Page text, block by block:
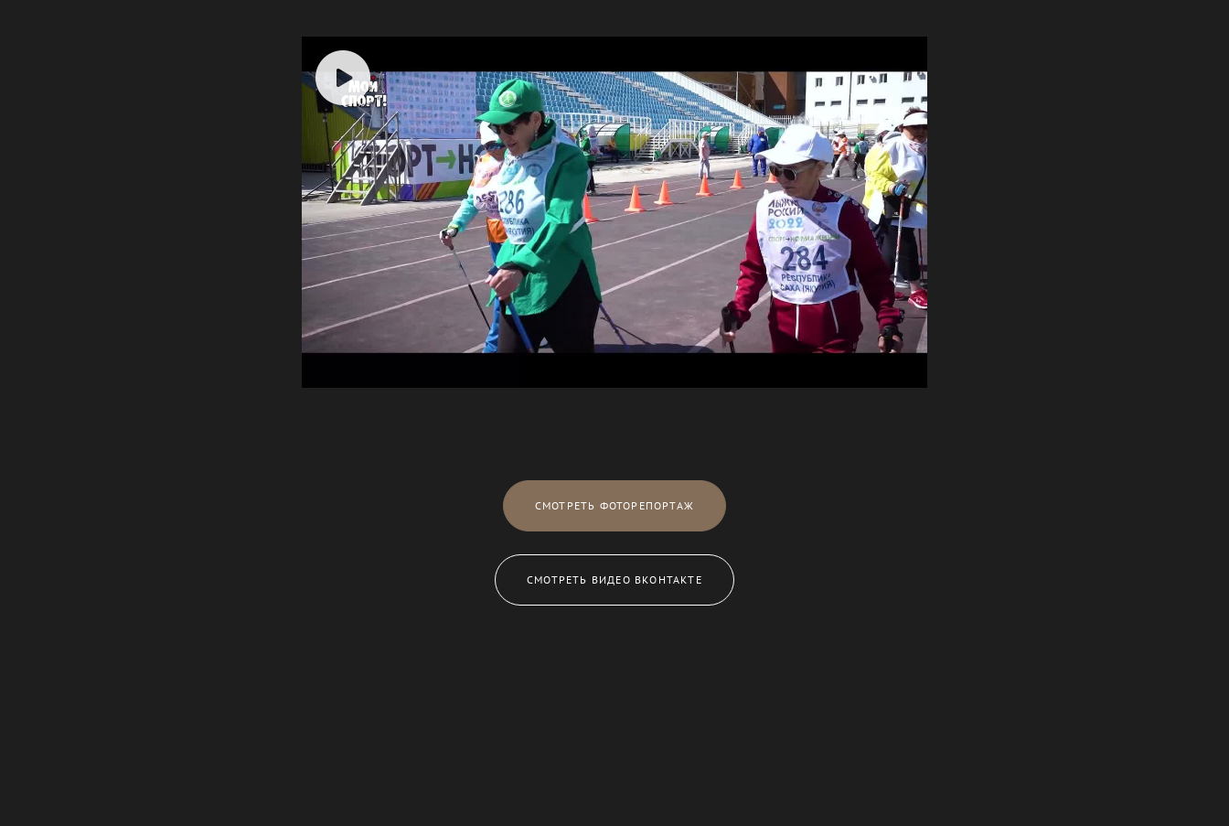
СМОТРЕТЬ ФОТОРЕПОРТАЖ
СМОТРЕТЬ ВИДЕО ВКОНТАКТЕ